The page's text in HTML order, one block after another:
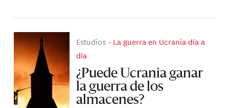
Estudios
La guerra en Ucrania día a
día
¿Puede Ucrania ganar
la guerra de los
almacenes?